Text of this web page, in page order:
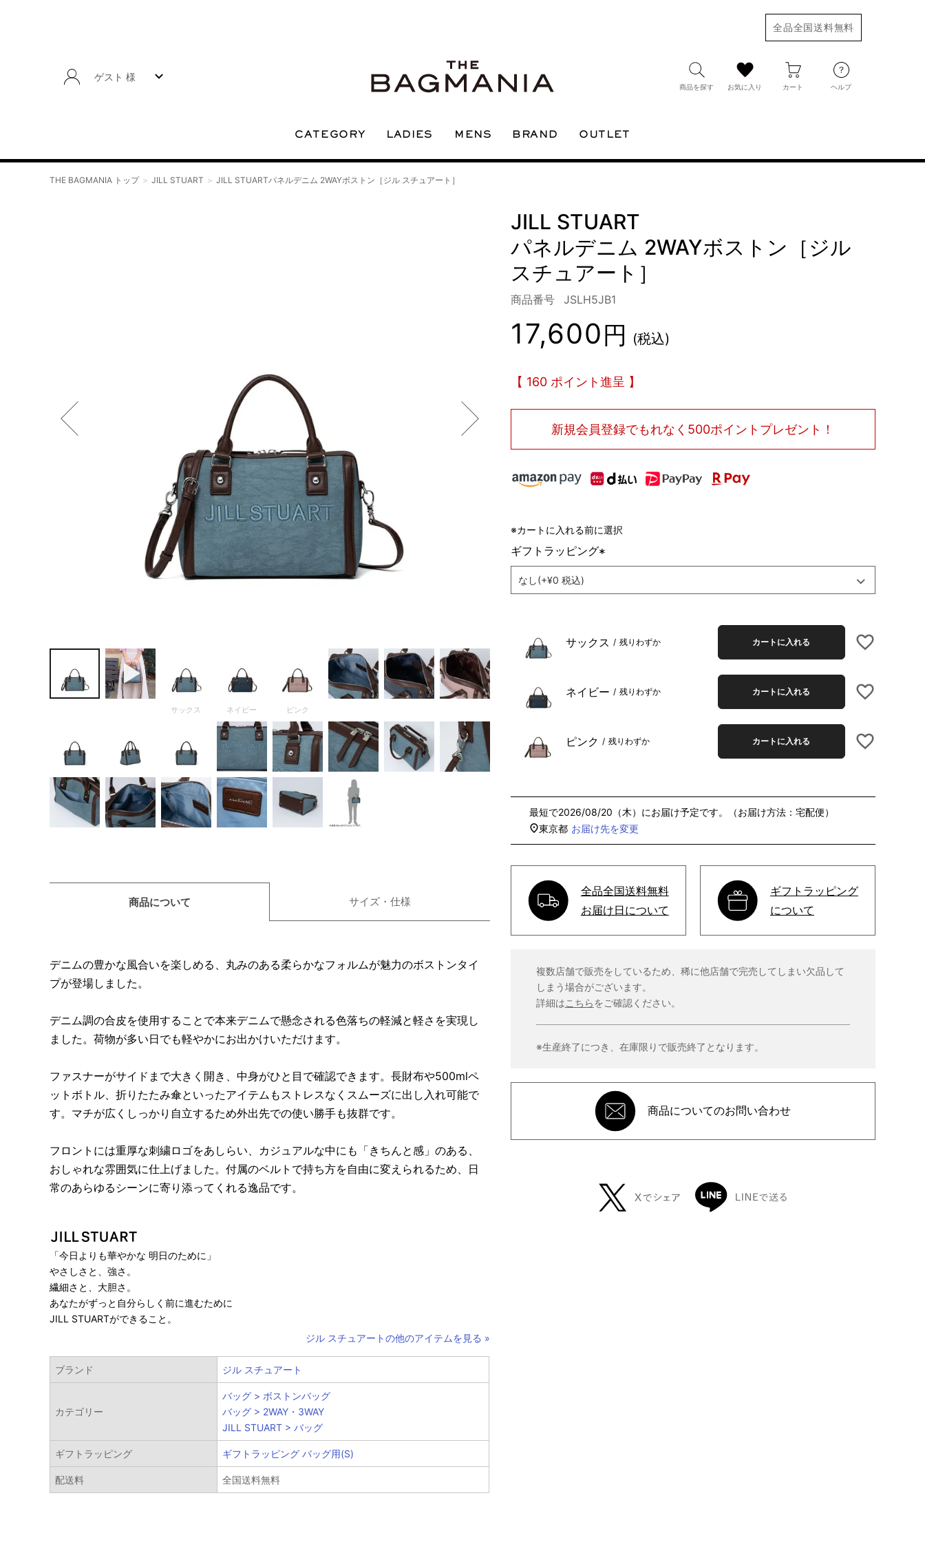
全品全国送料無料
ゲスト 様
商品を探す お気に入り カート ヘルプ
CATEGORY LADIES MENS BRAND OUTLET
サブ カテゴリー
性別
ブランド
THE BAGMANIA トップ JILL STUART JILL STUARTパネルデニム 2WAYボストン［ジル スチュアート］
サックス ネイビー ピンク
商品について サイズ・仕様
デニムの豊かな風合いを楽しめる、丸みのある柔らかなフォルムが魅力のボストンタイ
プが登場しました。
デニム調の合皮を使用することで本来デニムで懸念される色落ちの軽減と軽さを実現し
ました。荷物が多い日でも軽やかにお出かけいただけます。
ファスナーがサイドまで大きく開き、中身がひと目で確認できます。長財布や500mlペ
ットボトル、折りたたみ傘といったアイテムもストレスなくスムーズに出し入れ可能で
す。マチが広くしっかり自立するため外出先での使い勝手も抜群です。
フロントには重厚な刺繍ロゴをあしらい、カジュアルな中にも「きちんと感」のある、
おしゃれな雰囲気に仕上げました。付属のベルトで持ち方を自由に変えられるため、日
常のあらゆるシーンに寄り添ってくれる逸品です。
「今日よりも華やかな 明日のために」
やさしさと、強さ。
繊細さと、大胆さ。
あなたがずっと自分らしく前に進むために
JILL STUARTができること。
ジル スチュアートの他のアイテムを見る »
ブランド ジル スチュアート
カテゴリー
バッグ > ボストンバッグ
バッグ > 2WAY・3WAY
JILL STUART > バッグ
ギフトラッピング ギフトラッピング バッグ用(S)
配送料 全国送料無料
JILL STUART
パネルデニム 2WAYボストン［ジル
スチュアート］
商品番号 JSLH5JB1
17,600 税込
160 ポイント進呈
新規会員登録でもれなく500ポイントプレゼント！
※カートに入れる前に選択
ギフトラッピング
サックス
残りわずか カートに入れる
ネイビー 残りわずか カートに入れる
ピンク 残りわずか カートに入れる
2026/08/20（木）
宅配便
東京都 お届け先を変更
全品全国送料無料
お届け日について
ギフトラッピング
について
複数店舗で販売をしているため、稀に他店舗で完売してしまい欠品して
しまう場合がございます。
詳細はこちらをご確認ください。
※生産終了につき、在庫限りで販売終了となります。
商品についてのお問い合わせ